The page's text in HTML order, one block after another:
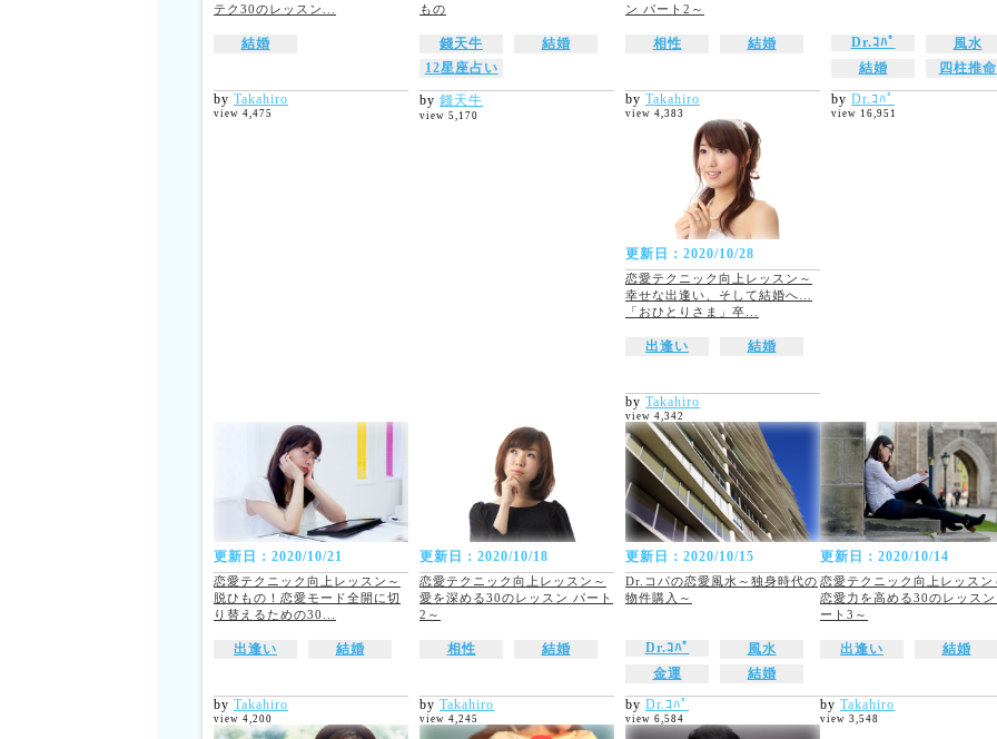
テク30のレッスン...
結婚
by Takahiro
view 4,475
もの
錢天牛
結婚
12星座占い
by 錢天牛
view 5,170
ン パート2～
相性 結婚
by Takahiro
view 4,383
Dr.ｺﾊﾟ
風水
結婚
四柱推命
by Dr.ｺﾊﾟ
view 16,951
更新日：2020/10/28
恋愛テクニック向上レッスン～
幸せな出逢い、そして結婚へ…
「おひとりさま」卒...
出逢い 結婚
by Takahiro
view 4,342
更新日：2020/10/21
恋愛テクニック向上レッスン～
脱ひもの！恋愛モード全開に切
り替えるための30...
出逢い 結婚
by Takahiro
view 4,200
更新日：2020/10/18
恋愛テクニック向上レッスン～
愛を深める30のレッスン パート
2～
相性 結婚
by Takahiro
view 4,245
更新日：2020/10/15
Dr.コパの恋愛風水～独身時代の
物件購入～
Dr.ｺﾊﾟ
風水
金運
結婚
by Dr.ｺﾊﾟ
view 6,584
更新日：2020/10/14
恋愛テクニック向上レッスン
恋愛力を高める30のレッス
ート3～
出逢い 結婚
by Takahiro
view 3,548